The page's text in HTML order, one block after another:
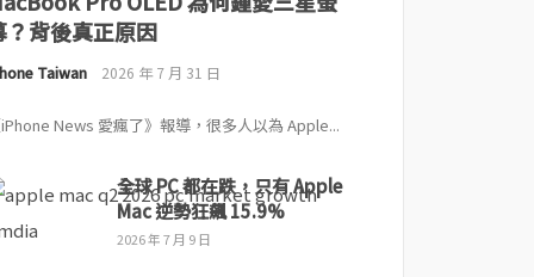
？背後真正原因
Taiwan 2026 年 7 月 31 日
News 愛瘋了》報導，很多人以為 Apple...
全球 PC 都在跌，只有 Apple
Mac 逆勢狂飆 15.9%
2026 年 7 月 9 日